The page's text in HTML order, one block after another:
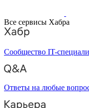
Все сервисы Хабра
Сообщество IT-
Ответы на любые